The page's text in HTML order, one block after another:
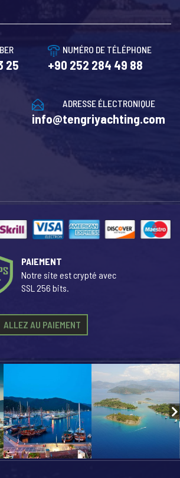
25
NUMÉRO DE TÉLÉPHONE
+90 252 284 49 88
ADRESSE ÉLECTRONIQUE
info@tengriyachting.com
PAIEMENT
Notre site est crypté avec
SSL 256 bits.
ALLEZ AU PAIEMENT